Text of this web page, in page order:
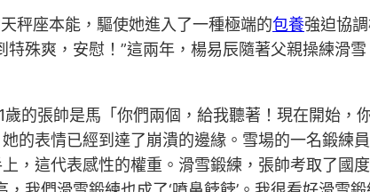
秤座本能，驅使她進入了一種極端的包養強迫協
特殊爽，安慰！”這兩年，楊易辰隨著父親操練滑
的張帥是馬「你們兩個，給我聽著！現在開始
的表情已經到達了崩潰的邊緣。雪場的一名鍛練
，這代表感性的權重。滑雪鍛練，張帥考取了國